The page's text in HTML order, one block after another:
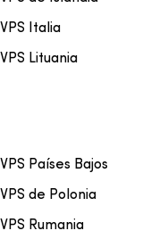
VPS Italia
VPS Lituania
VPS Países Bajos
VPS de Polonia
VPS Rumania